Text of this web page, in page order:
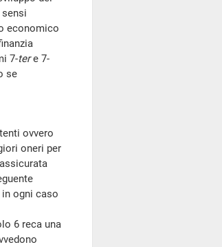
economico
7-tere 7-
se
ovvero
oneri per
ogni caso
6 reca una